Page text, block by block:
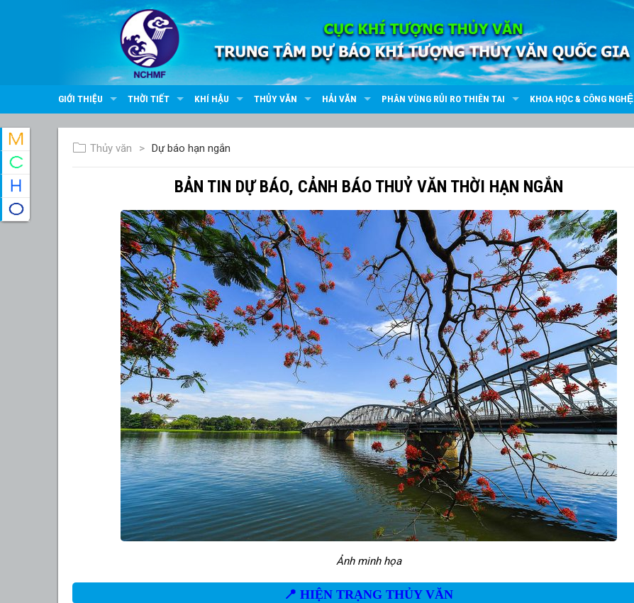
GIỚI THIỆU THỜI TIẾT KHÍ HẬU THỦY VĂN HẢI VĂN PHÂN VÙNG RỦI RO THIÊN TAI KHOA HỌC & CÔNG NGHỆ
Thủy văn Dự báo hạn ngắn
BẢN TIN DỰ BÁO, CẢNH BÁO THUỶ VĂN THỜI HẠN NGẮN
Ảnh minh họa
📍 HIỆN TRẠNG THỦY VĂN